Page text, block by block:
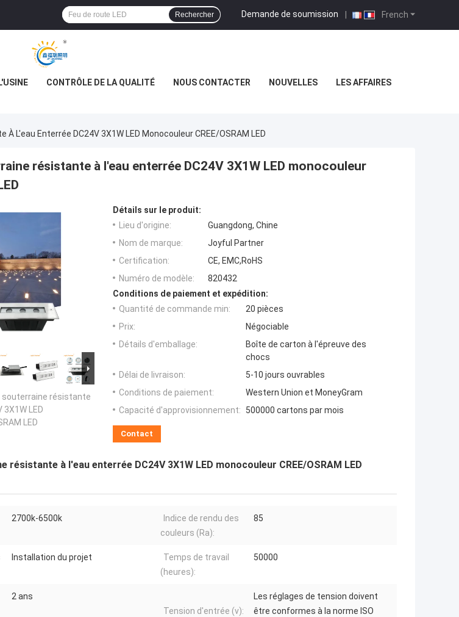
French
Demande de soumission |
Rechercher
CONTRÔLE DE LA QUALITÉ NOUS CONTACTER NOUVELLES LES AFFAIRES
L'eau Enterrée DC24V 3X1W LED Monocouleur CREE/OSRAM LED
résistante à l'eau enterrée DC24V 3X1W LED monocouleur
souterraine résistante
LED
LED
Détails sur le produit:
Lieu d'origine:
Guangdong, Chine
Nom de marque:
Joyful Partner
Certification:
CE, EMC,RoHS
Numéro de modèle:
820432
Conditions de paiement et expédition:
Quantité de commande min:
20 pièces
Prix:
Négociable
Détails d'emballage:
Boîte de carton à l'épreuve des
chocs
Délai de livraison:
5-10 jours ouvrables
Conditions de paiement:
Western Union et MoneyGram
Capacité d'approvisionnement:
500000 cartons par mois
Contact
résistante à l'eau enterrée DC24V 3X1W LED monocouleur CREE/OSRAM LED
2700k-6500k
Indice de rendu des
couleurs (Ra):
85
Installation du projet
Temps de travail
(heures):
50000
2 ans
Tension d'entrée (v):
Les réglages de tension doivent
être conformes à la norme ISO